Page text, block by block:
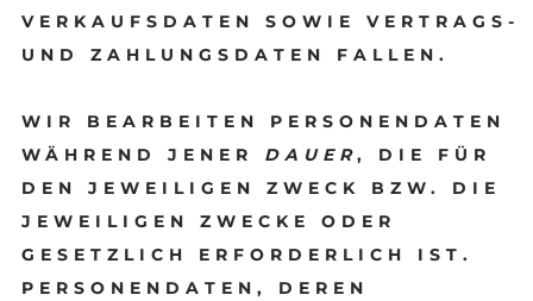
VERKAUFSDATEN SOWIE VERTRAGS-
UND ZAHLUNGSDATEN FALLEN.
WIR BEARBEITEN PERSONENDATEN
WÄHREND JENER DAUER, DIE FÜR
DEN JEWEILIGEN ZWECK BZW. DIE
JEWEILIGEN ZWECKE ODER
GESETZLICH ERFORDERLICH IST.
PERSONENDATEN, DEREN